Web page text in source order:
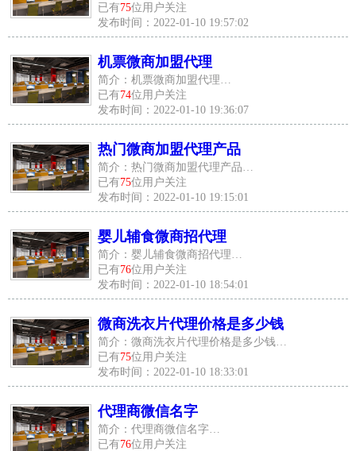
已有75位用户关注
发布时间：2022-01-10 19:57:02
机票微商加盟代理
简介：机票微商加盟代理…
已有74位用户关注
发布时间：2022-01-10 19:36:07
热门微商加盟代理产品
简介：热门微商加盟代理产品…
已有75位用户关注
发布时间：2022-01-10 19:15:01
婴儿辅食微商招代理
简介：婴儿辅食微商招代理…
已有76位用户关注
发布时间：2022-01-10 18:54:01
微商洗衣片代理价格是多少钱
简介：微商洗衣片代理价格是多少钱…
已有75位用户关注
发布时间：2022-01-10 18:33:01
代理商微信名字
简介：代理商微信名字…
已有76位用户关注